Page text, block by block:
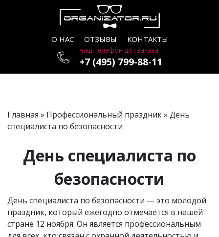
О НАС ОТЗЫВЫ КОНТАКТЫ
наш телефон для заказа
+7 (495) 799-88-11
Главная » Профессиональный праздник» День
специалиста по безопасности
День специалиста по
безопасности
День специалиста по безопасности — это молодой
праздник, который ежегодно отмечается в нашей
стране 12 ноября. Он является профессиональным